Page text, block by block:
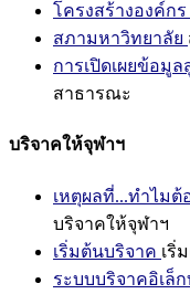
โครงสร้างองค์กร
สภามหาวิทยาลัย
การเปิดเผยข้อมู
สาธารณะ
บริจาคให้จุฬาฯ
เหตุผลที่...ทำไมต้
บริจาคให้จุฬาฯ
เริ่มต้นบริจาค เริ่
ระบบบริจาคอิเล็